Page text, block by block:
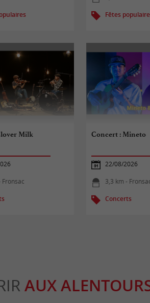
Fêtes
Milk
Fronsac
Concert : Mineto
22/08/2026
3,3 km -
Concerts
AUX